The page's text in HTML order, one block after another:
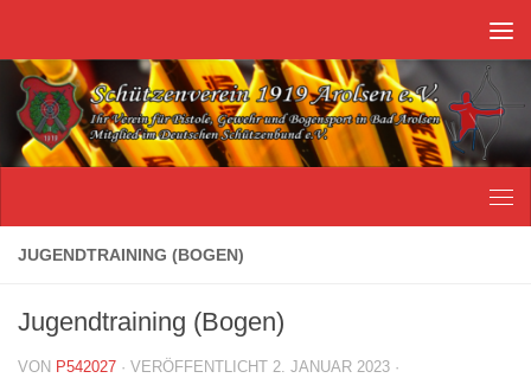
JUGENDTRAINING (BOGEN)
Jugendtraining (Bogen)
VON P542027 · VERÖFFENTLICHT 2. JANUAR 2023 ·